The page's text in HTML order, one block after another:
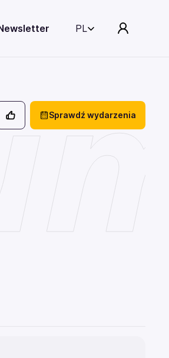
PL
Sprawdź wydarzenia